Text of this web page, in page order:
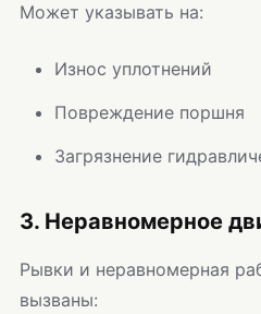
Может указывать на:
Износ уплотнений
Повреждение поршня
Загрязнение
3. Неравномерное
Рывки и неравномерная
вызваны: